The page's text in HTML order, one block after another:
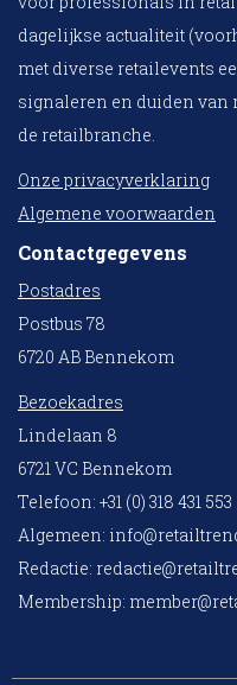
dagelijkse actualiteit
met diverse retailevents
signaleren en duiden
de retailbranche.
Onze privacyverklaring
Algemene voorwaarden
Contactgegevens
Postadres
Postbus 78
6720 AB Bennekom
Bezoekadres
Lindelaan 8
6721 VC Bennekom
Telefoon: +31 (0) 318 431 553
Algemeen:
Redactie:
Membership: